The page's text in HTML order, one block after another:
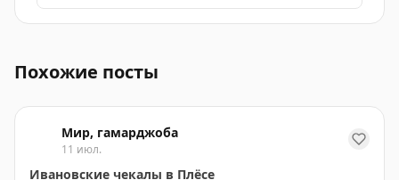
Похожие посты
Мир, гамарджоба
11 июл.
Ивановские чекалы в Плёсе